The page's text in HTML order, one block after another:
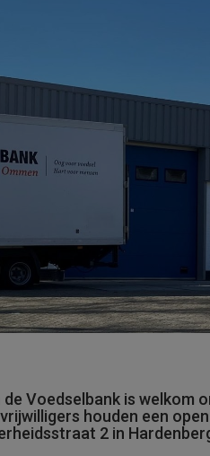
Voedselbank is welkom
houden een
2 in